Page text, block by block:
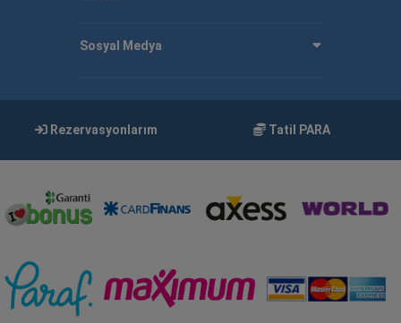
Sosyal Medya
Rezervasyonlarım Tatil PARA